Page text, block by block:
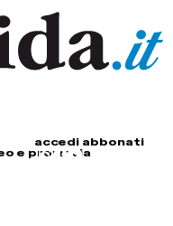
accedi abbonati
e provincia